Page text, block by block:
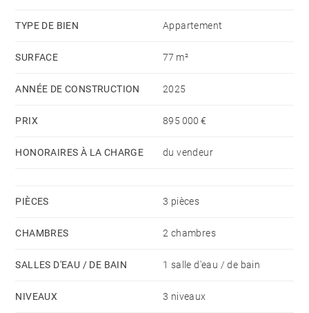
TYPE DE BIEN Appartement
SURFACE 77 m²
ANNÉE DE CONSTRUCTION 2025
PRIX 895 000 €
HONORAIRES À LA CHARGE du vendeur
PIÈCES 3 pièces
CHAMBRES 2 chambres
SALLES D'EAU / DE BAIN 1 salle d'eau / de bain
NIVEAUX 3 niveaux